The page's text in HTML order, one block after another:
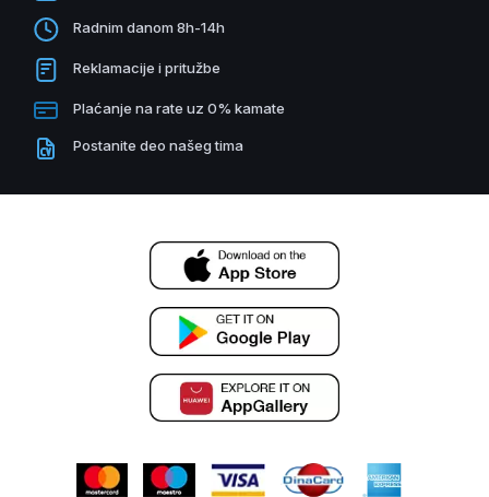
Radnim danom 8h-14h
Reklamacije i pritužbe
Plaćanje na rate uz 0% kamate
Postanite deo našeg tima